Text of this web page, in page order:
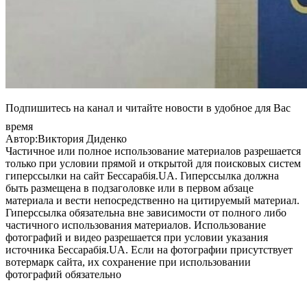
Подпишитесь на канал и читайте новости в удобное для Вас
время
Автор:Виктория Диденко
Частичное или полное использование материалов разрешается
только при условии прямой и открытой для поисковых систем
гиперссылки на сайт Бессарабія.UA. Гиперссылка должна
быть размещена в подзаголовке или в первом абзаце
материала и вести непосредственно на цитируемый материал.
Гиперссылка обязательна вне зависимости от полного либо
частичного использования материалов. Использование
фотографий и видео разрешается при условии указания
источника Бессарабія.UA. Если на фотографии присутствует
вотермарк сайта, их сохранение при использовании
фотографий обязательно